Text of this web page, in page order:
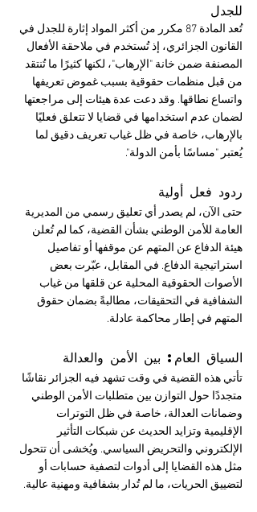
للجدل
تُعد المادة 87 مكرر من أكثر المواد إثارة للجدل في
القانون الجزائري، إذ تُستخدم في ملاحقة الأفعال
المصنفة ضمن خانة "الإرهاب"، لكنها كثيرًا ما تُنتقد
من قبل منظمات حقوقية بسبب غموض تعريفها
واتساع نطاقها. وقد دعت عدة هيئات إلى مراجعتها
لضمان عدم استخدامها في قضايا لا تتعلق فعليًا
بالإرهاب، خاصة في ظل غياب تعريف دقيق لما
يُعتبر "مساسًا بأمن الدولة".
ردود فعل أولية
حتى الآن، لم يصدر أي تعليق رسمي من المديرية
العامة للأمن الوطني بشأن القضية، كما لم تُعلن
هيئة الدفاع عن المتهم عن موقفها أو تفاصيل
استراتيجية الدفاع. في المقابل، عبّرت بعض
الأصوات الحقوقية المحلية عن قلقها من غياب
الشفافية في التحقيقات، مطالبةً بضمان حقوق
المتهم في إطار محاكمة عادلة.
السياق العام: بين الأمن والعدالة
تأتي هذه القضية في وقت تشهد فيه الجزائر نقاشًا
متجددًا حول التوازن بين متطلبات الأمن الوطني
وضمانات العدالة، خاصة في ظل التوترات
الإقليمية وتزايد الحديث عن شبكات التأثير
الإلكتروني والتحريض السياسي. ويُخشى أن تتحول
مثل هذه القضايا إلى أدوات لتصفية حسابات أو
لتضييق الحريات، ما لم تُدار بشفافية ومهنية عالية.